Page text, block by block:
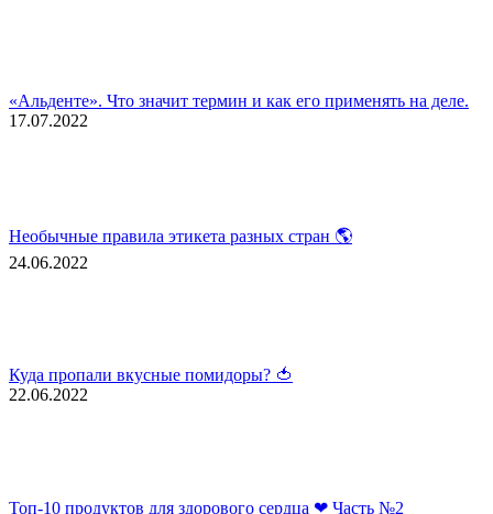
«Альденте». Что значит термин и как его применять на деле.
17.07.2022
Необычные правила этикета разных стран 🌎
24.06.2022
Куда пропали вкусные помидоры? 🍅
22.06.2022
Топ-10 продуктов для здорового сердца ❤ Часть №2